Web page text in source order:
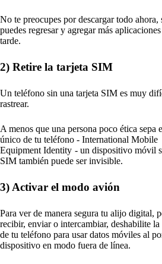
No te preocupes por descargar todo ahora,
puedes regresar y agregar más
tarde.
2) Retire la tarjeta SIM
Un teléfono sin una tarjeta SIM es muy
rastrear.
A menos que una persona poco ética sepa
único de tu teléfono - International Mobile
Equipment Identity - un dispositivo móvil
SIM también puede ser invisible.
3) Activar el modo avión
Para ver de manera segura tu alijo digital,
recibir, enviar o intercambiar, deshabilite la
de tu teléfono para usar datos móviles al
dispositivo en modo fuera de línea.